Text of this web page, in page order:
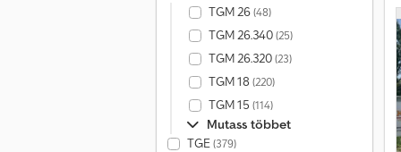
TGM 26(48)
TGM 26.340(25)
TGM 26.320(23)
TGM 18 (220)
TGM 15 (114)
Mutass többet
TGE(379)